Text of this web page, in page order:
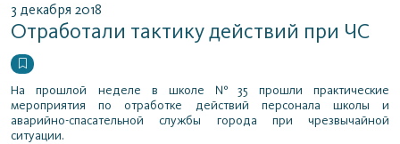
3 декабря 2018
Отработали тактику действий при ЧС
На прошлой неделе в школе №35 прошли практические
мероприятия по отработке действий персонала школы и
аварийно-спасательной службы города при чрезвычайной
ситуации.